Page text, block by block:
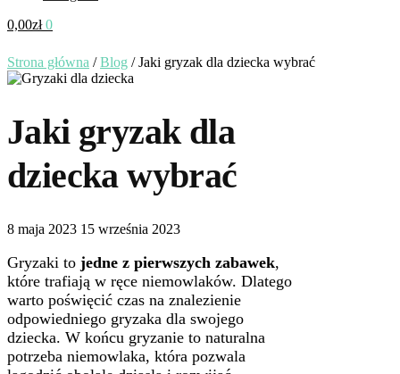
0,00zł 0
Strona główna /Blog /Jaki gryzak dla dziecka wybrać
Jaki gryzak dla
dziecka wybrać
8 maja 2023 15 września 2023
Gryzaki to jedne z pierwszych zabawek,
które trafiają w ręce niemowlaków. Dlatego
warto poświęcić czas na znalezienie
odpowiedniego gryzaka dla swojego
dziecka. W końcu gryzanie to naturalna
potrzeba niemowlaka, która pozwala